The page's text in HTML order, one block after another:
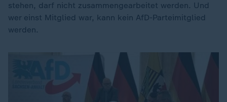
stehen, darf nicht zusammengearbeitet werden. Und
wer einst Mitglied war, kann kein AfD-Parteimitglied
werden.